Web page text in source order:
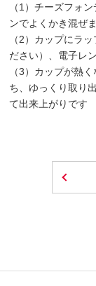
（1）チーズフォ
ンでよくかき混ぜ
（2）カップにラ
ださい）、電子レ
（3）カップが熱
ち、ゆっくり取り
て出来上がりです